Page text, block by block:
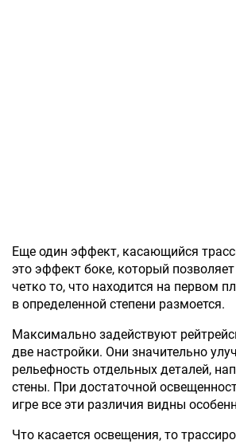
Еще один эффект, касающийся
это эффект боке, который
четко то, что находится на первом
в определенной степени размоется.
Максимально задействуют
две настройки. Они значительно
рельефность отдельных деталей,
стены. При достаточной
игре все эти различия видны
Что касается освещения, то